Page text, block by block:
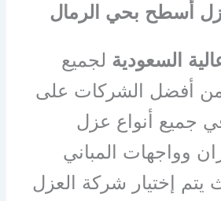
أسطح بحي الرمال
السعودية لجميع
أفضل الشركات على
جميع أنواع عزل
وواجهات المباني
يتم إختيار شركة العزل